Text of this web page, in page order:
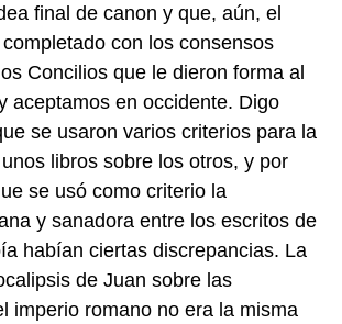
final de canon y que, aún, el
con los consensos
Concilios que le dieron forma al
aceptamos en occidente. Digo
se usaron varios criterios para la
libros sobre los otros, y por
se usó como criterio la
y sanadora entre los escritos de
habían ciertas discrepancias. La
de Juan sobre las
imperio romano no era la misma